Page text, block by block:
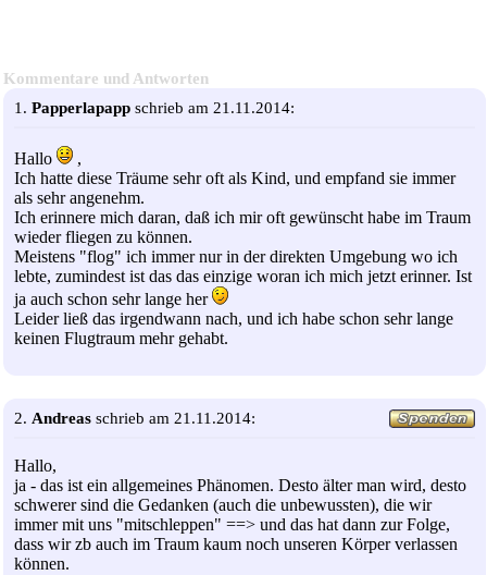
Kommentare und Antworten
1. Papperlapapp schrieb am 21.11.2014:
Hallo
,
Ich hatte diese Träume sehr oft als Kind, und empfand sie immer
als sehr angenehm.
Ich erinnere mich daran, daß ich mir oft gewünscht habe im Traum
wieder fliegen zu können.
Meistens "flog" ich immer nur in der direkten Umgebung wo ich
lebte, zumindest ist das das einzige woran ich mich jetzt erinner. Ist
ja auch schon sehr lange her
Leider ließ das irgendwann nach, und ich habe schon sehr lange
keinen Flugtraum mehr gehabt.
2. Andreas schrieb am 21.11.2014:
Hallo,
ja - das ist ein allgemeines Phänomen. Desto älter man wird, desto
schwerer sind die Gedanken (auch die unbewussten), die wir
immer mit uns "mitschleppen" ==> und das hat dann zur Folge,
dass wir zb auch im Traum kaum noch unseren Körper verlassen
können.